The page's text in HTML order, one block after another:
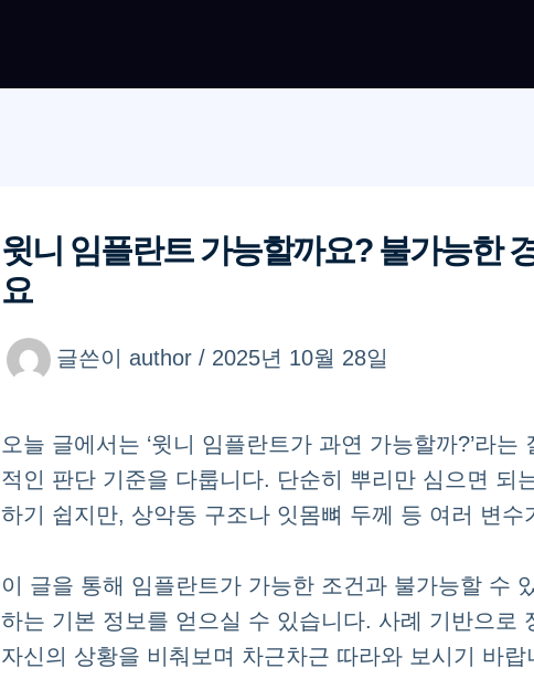
윗니 임플란트 가능할까요? 불가능한
요
글쓴이 author / 2025년 10월 28일
오늘 글에서는 ‘윗니 임플란트가 과연 가능할까?’라는
적인 판단 기준을 다룹니다. 단순히 뿌리만 심으면 되
하기 쉽지만, 상악동 구조나 잇몸뼈 두께 등 여러 변수
이 글을 통해 임플란트가 가능한 조건과 불가능할 수
하는 기본 정보를 얻으실 수 있습니다. 사례 기반으로
자신의 상황을 비춰보며 차근차근 따라와 보시기 바랍